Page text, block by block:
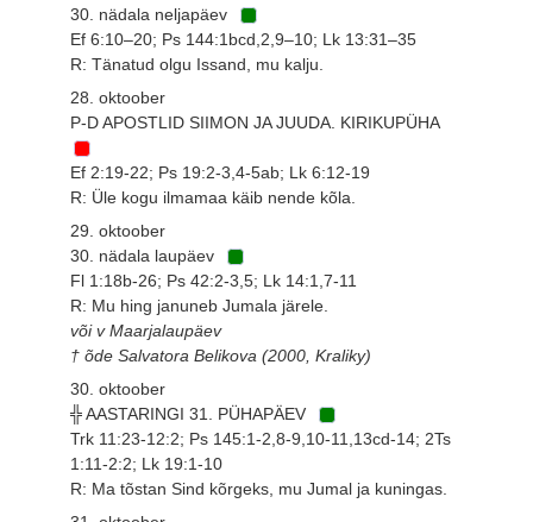
30. nädala neljapäev
Ef 6:10–20; Ps 144:1bcd,2,9–10; Lk 13:31–35
R: Tänatud olgu Issand, mu kalju.
28. oktoober
P-D APOSTLID SIIMON JA JUUDA. KIRIKUPÜHA
Ef 2:19-22; Ps 19:2-3,4-5ab; Lk 6:12-19
R: Üle kogu ilmamaa käib nende kõla.
29. oktoober
30. nädala laupäev
Fl 1:18b-26; Ps 42:2-3,5; Lk 14:1,7-11
R: Mu hing januneb Jumala järele.
või v Maarjalaupäev
† õde Salvatora Belikova (2000, Kraliky)
30. oktoober
╬ AASTARINGI 31. PÜHAPÄEV
Trk 11:23-12:2; Ps 145:1-2,8-9,10-11,13cd-14; 2Ts
1:11-2:2; Lk 19:1-10
R: Ma tõstan Sind kõrgeks, mu Jumal ja kuningas.